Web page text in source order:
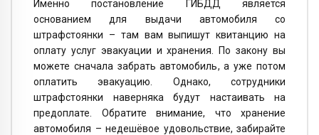
Именно постановление ГИБДД является
основанием для выдачи автомобиля со
штрафстоянки – там вам выпишут квитанцию на
оплату услуг эвакуации и хранения. По закону вы
можете сначала забрать автомобиль, а уже потом
оплатить эвакуацию. Однако, сотрудники
штрафстоянки наверняка будут настаивать на
предоплате. Обратите внимание, что хранение
автомобиля – недешёвое удовольствие, забирайте